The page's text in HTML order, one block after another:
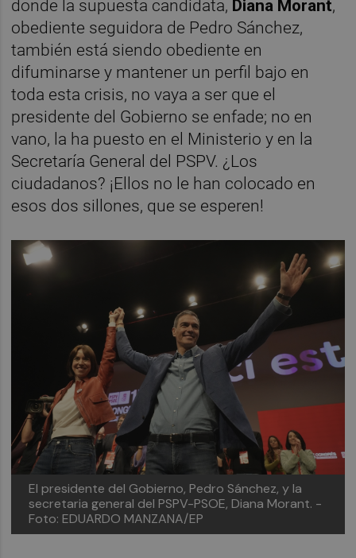
donde la supuesta candidata, Diana Morant,
obediente seguidora de Pedro Sánchez,
también está siendo obediente en
difuminarse y mantener un perfil bajo en
toda esta crisis, no vaya a ser que el
presidente del Gobierno se enfade; no en
vano, la ha puesto en el Ministerio y en la
Secretaría General del PSPV. ¿Los
ciudadanos? ¡Ellos no le han colocado en
esos dos sillones, que se esperen!
El presidente del Gobierno, Pedro Sánchez, y la
secretaria general del PSPV-PSOE, Diana Morant. -
Foto: EDUARDO MANZANA/EP